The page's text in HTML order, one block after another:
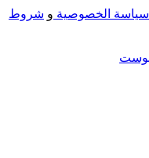
سياسة الخصوصية و شروط